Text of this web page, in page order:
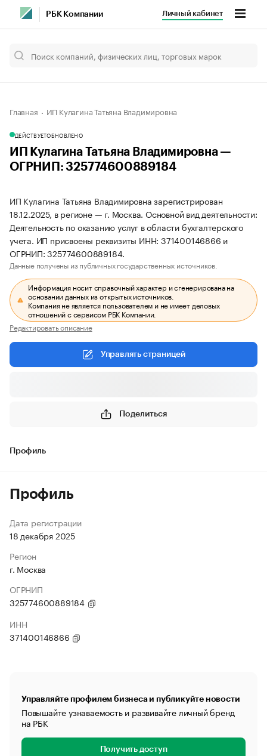
РБК Компании Личный кабинет
Главная ИП Кулагина Татьяна Владимировна
ДЕЙСТВУЕТОБНОВЛЕНО
ИП Кулагина Татьяна Владимировна —
ОГРНИП: 325774600889184
ИП Кулагина Татьяна Владимировна зарегистрирован
18.12.2025, в регионе — г. Москва. Основной вид деятельности:
Деятельность по оказанию услуг в области бухгалтерского
учета. ИП присвоены реквизиты ИНН: 371400146866 и
ОГРНИП: 325774600889184.
Данные получены из публичных государственных источников.
Информация носит справочный характер и сгенерирована на
основании данных из открытых источников.
Компания не является пользователем и не имеет деловых
отношений с сервисом РБК Компании.
Редактировать описание
Управлять страницей
Поделиться
Профиль
Профиль
Дата регистрации
18 декабря 2025
Регион
г. Москва
ОГРНИП
325774600889184
ИНН
371400146866
Управляйте профилем бизнеса и публикуйте новости
Повышайте узнаваемость и развивайте личный бренд
на РБК
Получить доступ